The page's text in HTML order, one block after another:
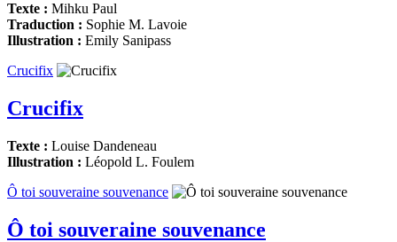
Texte : Mihku Paul
Traduction : Sophie M. Lavoie
Illustration : Emily Sanipass
Crucifix
Crucifix
Texte : Louise Dandeneau
Illustration : Léopold L. Foulem
Ô toi souveraine souvenance
Ô toi souveraine souvenance